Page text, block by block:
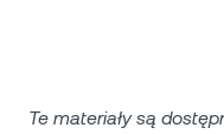
Te materiały są